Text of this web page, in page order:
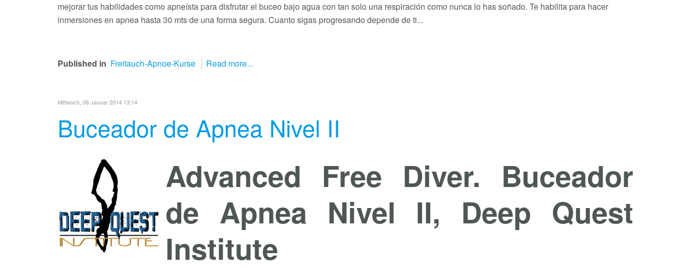
mejorar tus habilidades como apneísta para disfrutar el buceo bajo agua con tan solo una respiración como nunca lo has soñado. Te habilita para hacer
inmersiones en apnea hasta 30 mts de una forma segura. Cuanto sigas progresando depende de ti...
Published in Freitauch-Apnoe-Kurse Read more...
Mittwoch, 08 Januar 2014 13:14
Buceador de Apnea Nivel II
Advanced Free Diver. Buceador
de Apnea Nivel II, Deep Quest
Institute